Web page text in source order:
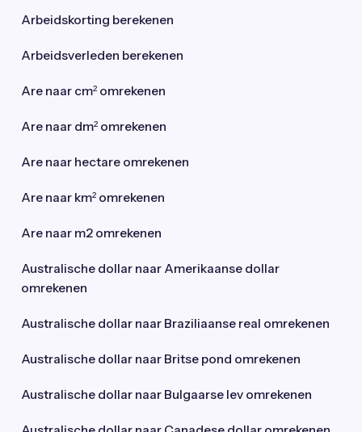
Arbeidskorting berekenen
Arbeidsverleden berekenen
Are naar cm² omrekenen
Are naar dm² omrekenen
Are naar hectare omrekenen
Are naar km² omrekenen
Are naar m2 omrekenen
Australische dollar naar Amerikaanse dollar
omrekenen
Australische dollar naar Braziliaanse real omrekenen
Australische dollar naar Britse pond omrekenen
Australische dollar naar Bulgaarse lev omrekenen